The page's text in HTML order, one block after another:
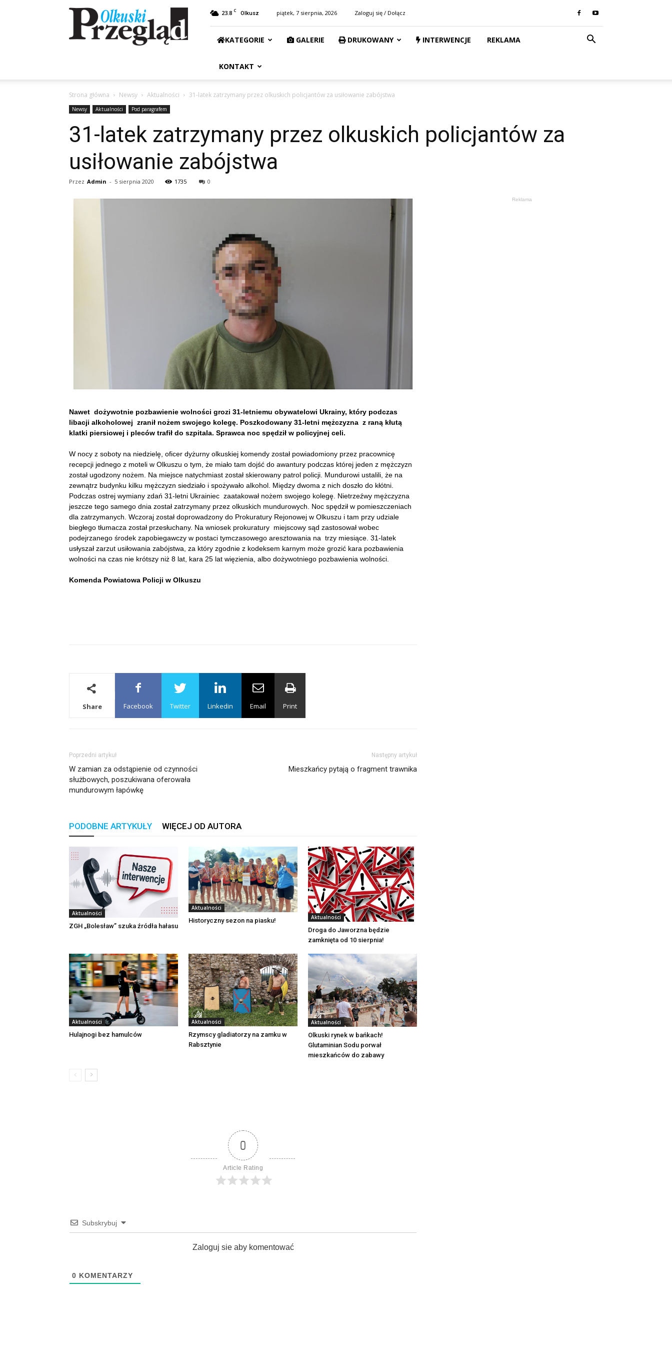
Przegląd
Olkuski
23.8 C Olkusz piątek, 7 sierpnia, 2026 Zaloguj się / Dołącz
KATEGORIE GALERIE DRUKOWANY INTERWENCJE REKLAMA
KONTAKT
Strona główna Newsy Aktualności 31-latek zatrzymany przez olkuskich policjantów za usiłowanie zabójstwa
Newsy Aktualności Pod paragrafem
31-latek zatrzymany przez olkuskich policjantów za
usiłowanie zabójstwa
Przez Admin - 5 sierpnia 2020 1735 0
Nawet dożywotnie pozbawienie wolności grozi 31-letniemu obywatelowi Ukrainy, który podczas
libacji alkoholowej zranił nożem swojego kolegę. Poszkodowany 31-letni mężczyzna z raną kłutą
klatki piersiowej i pleców trafił do szpitala. Sprawca noc spędził w policyjnej celi.
W nocy z soboty na niedzielę, oficer dyżurny olkuskiej komendy został powiadomiony przez pracownicę
recepcji jednego z moteli w Olkuszu o tym, że miało tam dojść do awantury podczas której jeden z mężczyzn
został ugodzony nożem. Na miejsce natychmiast został skierowany patrol policji. Mundurowi ustalili, że na
zewnątrz budynku kilku mężczyzn siedziało i spożywało alkohol. Między dwoma z nich doszło do kłótni.
Podczas ostrej wymiany zdań 31-letni Ukrainiec zaatakował nożem swojego kolegę. Nietrzeźwy mężczyzna
jeszcze tego samego dnia został zatrzymany przez olkuskich mundurowych. Noc spędził w pomieszczeniach
dla zatrzymanych. Wczoraj został doprowadzony do Prokuratury Rejonowej w Olkuszu i tam przy udziale
biegłego tłumacza został przesłuchany. Na wniosek prokuratury miejscowy sąd zastosował wobec
podejrzanego środek zapobiegawczy w postaci tymczasowego aresztowania na trzy miesiące. 31-latek
usłyszał zarzut usiłowania zabójstwa, za który zgodnie z kodeksem karnym może grozić kara pozbawienia
wolności na czas nie krótszy niż 8 lat, kara 25 lat więzienia, albo dożywotniego pozbawienia wolności.
Komenda Powiatowa Policji w Olkuszu
Share Facebook Twitter Linkedin Email Print
Poprzedni artykuł
W zamian za odstąpienie od czynności
służbowych, poszukiwana oferowała
mundurowym łapówkę
Następny artykuł
Mieszkańcy pytają o fragment trawnika
PODOBNE ARTYKUŁY WIĘCEJ OD AUTORA
Aktualności
ZGH „Bolesław” szuka źródła hałasu
Aktualności
Historyczny sezon na piasku! Aktualności
Droga do Jaworzna będzie
zamknięta od 10 sierpnia!
Aktualności
Hulajnogi bez hamulców
Aktualności
Rzymscy gladiatorzy na zamku w
Rabsztynie
Aktualności
Olkuski rynek w bańkach!
Glutaminian Sodu porwał
mieszkańców do zabawy
0
Article Rating
Subskrybuj
Zaloguj sie aby komentować
0 KOMENTARZY
Reklama